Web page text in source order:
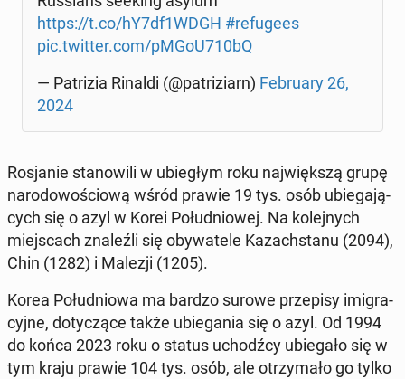
https://t.co/hY7df1WDGH #re­fu­ge­es
pic.twitter.com/pMGoU710bQ
— Pa­tri­zia Rinaldi (@pa­tri­ziarn) Fe­bru­ary 26,
2024
Ro­sja­nie sta­no­wi­li w ubie­głym roku naj­więk­szą grupę
na­ro­do­wo­ścio­wą wśród prawie 19 tys. osób ubie­ga­ją­
cych się o azyl w Korei Po­łu­dnio­wej. Na ko­lej­nych
miej­scach zna­leź­li się oby­wa­te­le Ka­zach­sta­nu (2094),
Chin (1282) i Malezji (1205).
Korea Po­łu­dnio­wa ma bardzo surowe prze­pi­sy imi­gra­
cyj­ne, do­ty­czą­ce także ubie­ga­nia się o azyl. Od 1994
do końca 2023 roku o status uchodź­cy ubie­ga­ło się w
tym kraju prawie 104 tys. osób, ale otrzy­ma­ło go tylko